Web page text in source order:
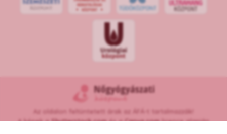
Az oldalon feltüntetett árak az ÁFÁ-t tartalmazzák!
A képek aShutterstock.comés aCanva.comlicence alapján